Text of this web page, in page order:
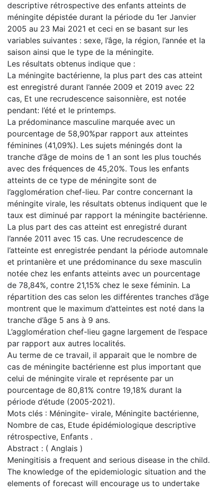
descriptive rétrospective des enfants atteints de
méningite dépistée durant la période du 1er Janvier
2005 au 23 Mai 2021 et ceci en se basant sur les
variables suivantes : sexe, l’âge, la région, l’année et la
saison ainsi que le type de la méningite.
Les résultats obtenus indique que :
La méningite bactérienne, la plus part des cas atteint
est enregistré durant l’année 2009 et 2019 avec 22
cas, Et une recrudescence saisonnière, est notée
pendant: l’été et le printemps.
La prédominance masculine marquée avec un
pourcentage de 58,90%par rapport aux atteintes
féminines (41,09%). Les sujets méningés dont la
tranche d’âge de moins de 1 an sont les plus touchés
avec des fréquences de 45,20%. Tous les enfants
atteints de ce type de méningite sont de
l’agglomération chef-lieu. Par contre concernant la
méningite virale, les résultats obtenus indiquent que le
taux est diminué par rapport la méningite bactérienne.
La plus part des cas atteint est enregistré durant
l’année 2011 avec 15 cas. Une recrudescence de
l’atteinte est enregistrée pendant la période automnale
et printanière et une prédominance du sexe masculin
notée chez les enfants atteints avec un pourcentage
de 78,84%, contre 21,15% chez le sexe féminin. La
répartition des cas selon les différentes tranches d’âge
montrent que le maximum d’atteintes est noté dans la
tranche d’âge 5 ans à 9 ans.
L’agglomération chef-lieu gagne largement de l’espace
par rapport aux autres localités.
Au terme de ce travail, il apparait que le nombre de
cas de méningite bactérienne est plus important que
celui de méningite virale et représente par un
pourcentage de 80,81% contre 19,18% durant la
période d’étude (2005-2021).
Mots clés : Méningite- virale, Méningite bactérienne,
Nombre de cas, Etude épidémiologique descriptive
rétrospective, Enfants .
Abstract : ( Anglais )
Meningitisis a frequent and serious disease in the child.
The knowledge of the epidemiologic situation and the
elements of forecast will encourage us to undertake